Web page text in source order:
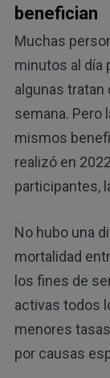
benefician
Muchas
minutos al día
algunas
semana. Pero
mismos
realizó en 2022
participantes,
No hubo una
mortalidad
los fines de
activas todos
menores
por causas